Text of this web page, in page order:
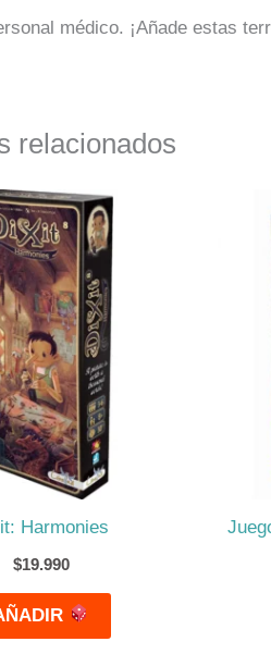
médico. ¡Añade estas
relacionados
Harmonies
$19.990